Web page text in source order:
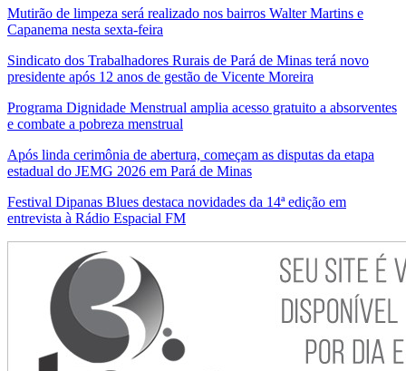
Mutirão de limpeza será realizado nos bairros Walter Martins e
Capanema nesta sexta-feira
Sindicato dos Trabalhadores Rurais de Pará de Minas terá novo
presidente após 12 anos de gestão de Vicente Moreira
Programa Dignidade Menstrual amplia acesso gratuito a absorventes
e combate a pobreza menstrual
Após linda cerimônia de abertura, começam as disputas da etapa
estadual do JEMG 2026 em Pará de Minas
Festival Dipanas Blues destaca novidades da 14ª edição em
entrevista à Rádio Espacial FM